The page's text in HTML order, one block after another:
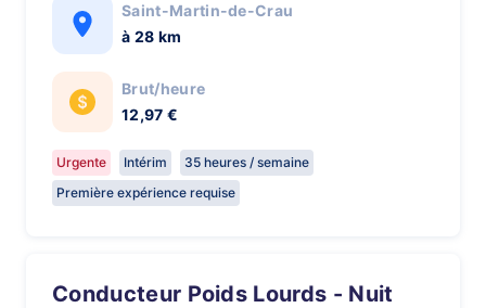
Saint-Martin-de-Crau
à 28 km
Brut/heure
12,97 €
Urgente Intérim
35 heures / semaine
Première expérience requise
Conducteur Poids Lourds - Nuit